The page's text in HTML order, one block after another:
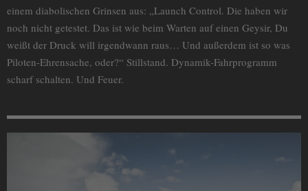
einem diabolischen Grinsen aus: „Launch Control. Die haben wir
noch nicht getestet. Das ist wie beim Warten auf einen Geysir, Du
weißt der Druck will irgendwann raus… Und außerdem ist so was
Piloten-Ehrensache, oder?“ Stillstand. Dynamik-Fahrprogramm
scharf schalten. Und Feuer.